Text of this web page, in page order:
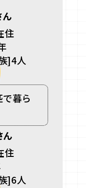
ん
住
]4人
で暮ら
ん
住
]6人